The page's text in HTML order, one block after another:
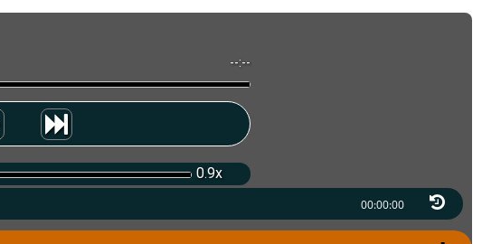
--:--
0.9x